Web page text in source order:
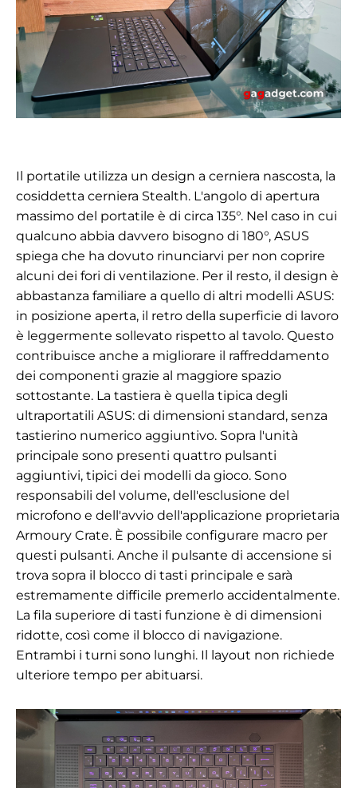
Il portatile utilizza un design a cerniera nascosta, la
cosiddetta cerniera Stealth. L'angolo di apertura
massimo del portatile è di circa 135°. Nel caso in cui
qualcuno abbia davvero bisogno di 180°, ASUS
spiega che ha dovuto rinunciarvi per non coprire
alcuni dei fori di ventilazione. Per il resto, il design è
abbastanza familiare a quello di altri modelli ASUS:
in posizione aperta, il retro della superficie di lavoro
è leggermente sollevato rispetto al tavolo. Questo
contribuisce anche a migliorare il raffreddamento
dei componenti grazie al maggiore spazio
sottostante. La tastiera è quella tipica degli
ultraportatili ASUS: di dimensioni standard, senza
tastierino numerico aggiuntivo. Sopra l'unità
principale sono presenti quattro pulsanti
aggiuntivi, tipici dei modelli da gioco. Sono
responsabili del volume, dell'esclusione del
microfono e dell'avvio dell'applicazione proprietaria
Armoury Crate. È possibile configurare macro per
questi pulsanti. Anche il pulsante di accensione si
trova sopra il blocco di tasti principale e sarà
estremamente difficile premerlo accidentalmente.
La fila superiore di tasti funzione è di dimensioni
ridotte, così come il blocco di navigazione.
Entrambi i turni sono lunghi. Il layout non richiede
ulteriore tempo per abituarsi.